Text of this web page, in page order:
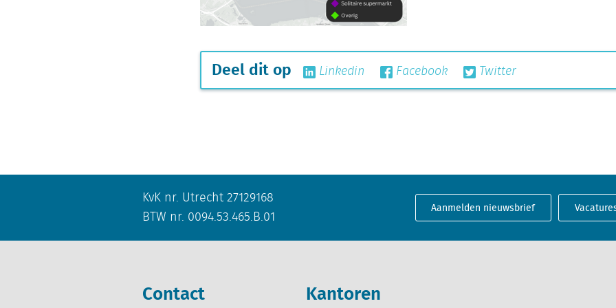
Deel dit op Linkedin Facebook Twitter
KvK nr. Utrecht 27129168
BTW nr. 0094.53.465.B.01
Aanmelden nieuwsbrief
Contact Kantoren